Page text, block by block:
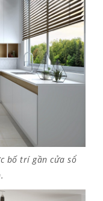
bố trí gần cửa sổ